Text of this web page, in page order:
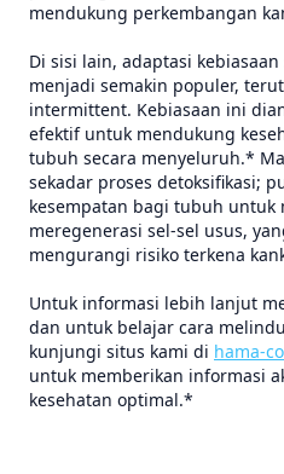
mendukung perkembangan
Di sisi lain, adaptasi
menjadi semakin populer,
intermittent. Kebiasaan ini
efektif untuk mendukung
tubuh secara menyeluruh.*
sekadar proses detoksifikasi;
kesempatan bagi tubuh untuk
meregenerasi sel-sel usus,
mengurangi risiko terkena
Untuk informasi lebih lanjut
dan untuk belajar cara
kunjungi situs kami di hama-
untuk memberikan informasi
kesehatan optimal.*